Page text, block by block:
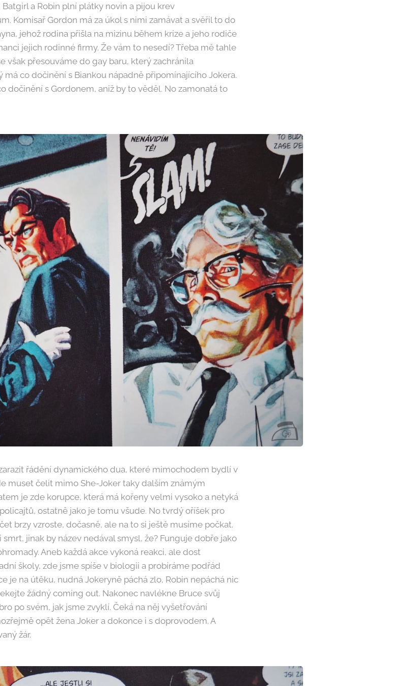
a Robin plní plátky novin a pijou krev
Komisař Gordon má za úkol s nimi zamávat a svěřil to do
jehož rodina přišla na mizinu během krize a jeho rodiče
jejich rodinné firmy. Že vám to nesedí? Třeba mě tahle
však přesouváme do gay baru, který zachránila
má co dočinění s Biankou nápadně připomínajícího Jokera.
dočinění s Gordonem, aniž by to věděl. No zamonatá to
řádění dynamického dua, které mimochodem bydlí v
muset čelit mimo She-Joker taky dalším známým
je zde korupce, která má kořeny velmi vysoko a netyká
ostatně jako je tomu všude. No tvrdý oříšek pro
brzy vzroste, dočasně, ale na to si ještě musíme počkat.
smrt, jinak by název nedával smysl, že? Funguje dobře jako
Aneb každá akce vykoná reakci, ale dost
školy, zde jsme spíše v biologii a probíráme podřád
je na útěku, nudná Jokeryně páchá zlo, Robin nepáchá nic
žádný coming out. Nakonec navlékne Bruce svůj
po svém, jak jsme zvyklí. Čeká na něj vyšetřování
opět žena Joker a dokonce i s doprovodem. A
žár.